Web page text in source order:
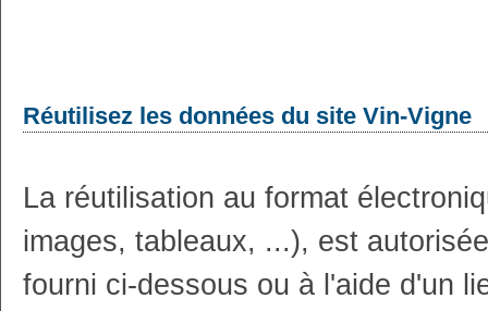
Réutilisez les données du site Vin-Vigne
La réutilisation au format
images, tableaux, ...), est
fourni ci-dessous ou à l'aide d'un